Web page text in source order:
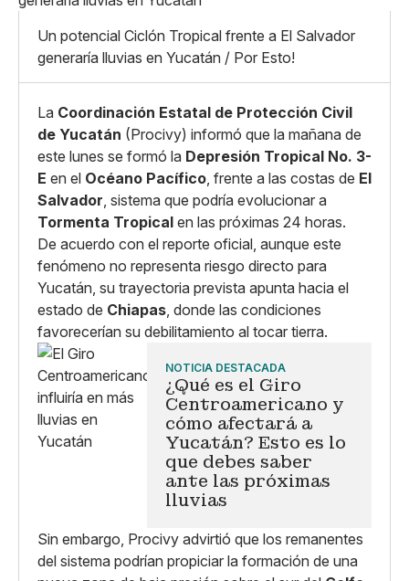
X
Whatsapp
Copiar enlace
Mediano
Grande
Un potencial Ciclón Tropical frente a El Salvador
generaría lluvias en Yucatán / Por Esto!
La Coordinación Estatal de Protección Civil
de Yucatán (Procivy) informó que la mañana de
este lunes se formó la Depresión Tropical No. 3-
E en el Océano Pacífico, frente a las costas de El
Salvador, sistema que podría evolucionar a
Tormenta Tropical en las próximas 24 horas.
De acuerdo con el reporte oficial, aunque este
fenómeno no representa riesgo directo para
Yucatán, su trayectoria prevista apunta hacia el
estado de Chiapas, donde las condiciones
favorecerían su debilitamiento al tocar tierra.
NOTICIA DESTACADA
¿Qué es el Giro
Centroamericano y
cómo afectará a
Yucatán? Esto es lo
que debes saber
ante las próximas
lluvias
Sin embargo, Procivy advirtió que los remanentes
del sistema podrían propiciar la formación de una